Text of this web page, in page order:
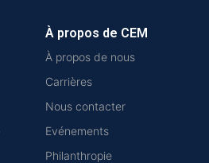
À propos de CEM
À propos de nous
Carrières
Nous contacter
Evénements
Philanthropie